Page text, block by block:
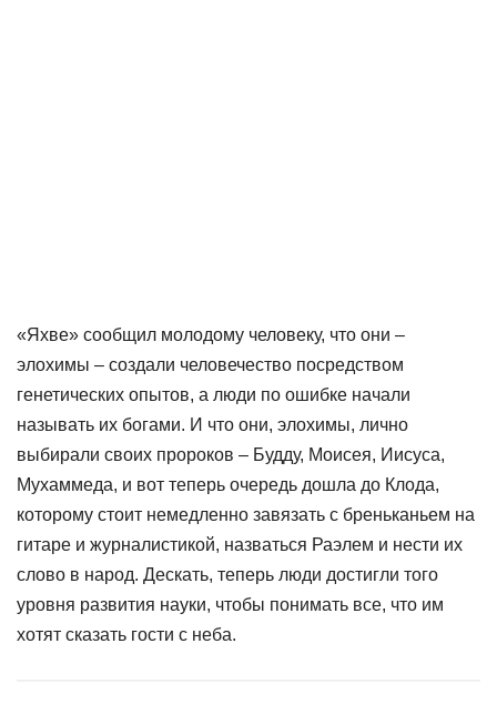
«Яхве» сообщил молодому человеку, что они –
элохимы – создали человечество посредством
генетических опытов, а люди по ошибке начали
называть их богами. И что они, элохимы, лично
выбирали своих пророков – Будду, Моисея, Иисуса,
Мухаммеда, и вот теперь очередь дошла до Клода,
которому стоит немедленно завязать с бреньканьем на
гитаре и журналистикой, назваться Раэлем и нести их
слово в народ. Дескать, теперь люди достигли того
уровня развития науки, чтобы понимать все, что им
хотят сказать гости с неба.